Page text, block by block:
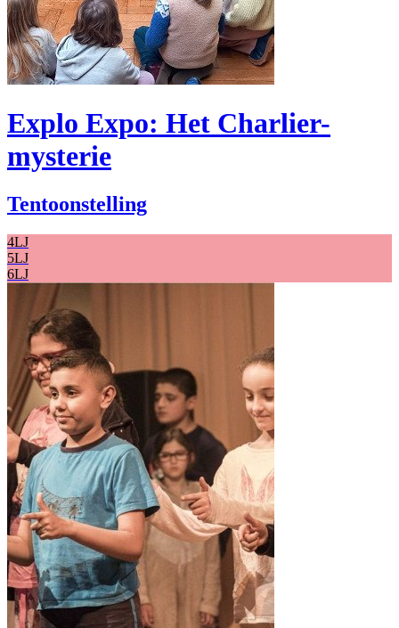
Explo Expo: Het Charlier-
mysterie
Tentoonstelling
4LJ
5LJ
6LJ